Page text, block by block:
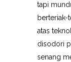
tapi
berteriak-
atas
disodori
senang